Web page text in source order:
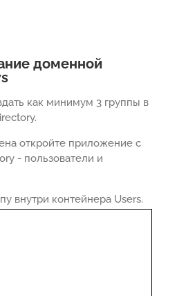
доменной
как минимум 3 группы в
откройте приложение с
- пользователи и
внутри контейнера Users.